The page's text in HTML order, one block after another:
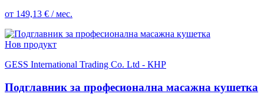
от 149,13 € / мес.
Нов продукт
GESS International Trading Co. Ltd - КНР
Подглавник за професионална масажна кушетка